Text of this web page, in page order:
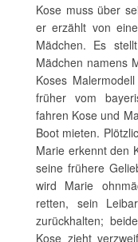
Kose muss über
er erzählt von
Mädchen. Es
Mädchen namens
Koses
früher vom
fahren Kose und
Boot mieten.
Marie erkennt den
seine frühere
wird Marie
retten, sein
zurückhalten;
Kose zieht